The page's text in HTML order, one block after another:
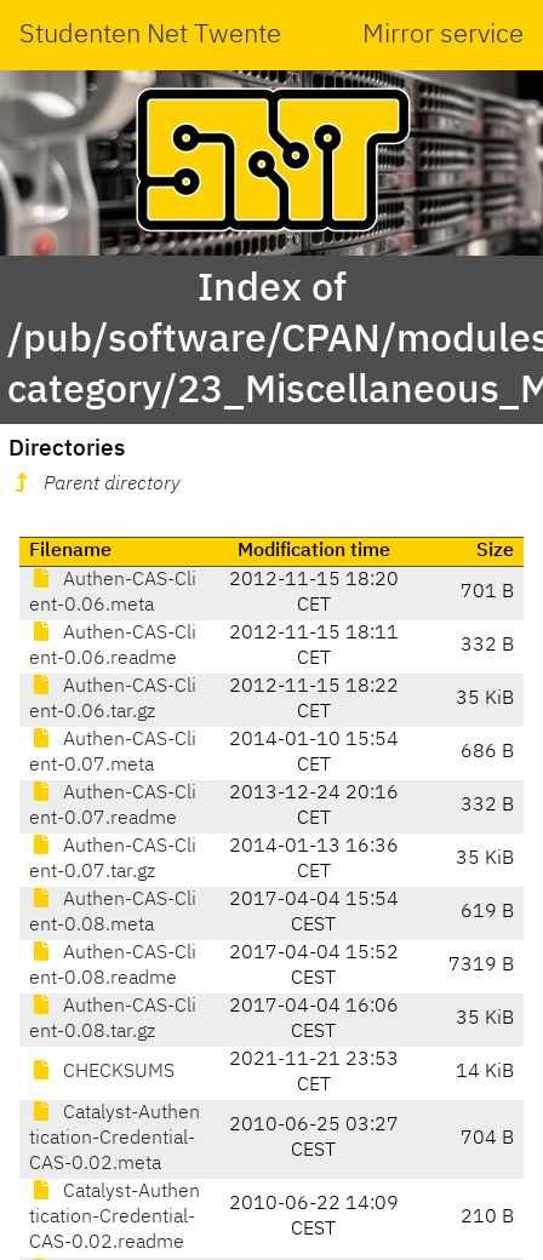
Studenten Net Twente Mirror service
Index of
/pub/software/CPAN/
category/
Directories
Parent directory
Filename Modification time
Size
Authen-CAS-Cli
ent-0.06.meta
2012-11-15 18:20
CET
701 B
Authen-CAS-Cli
ent-0.06.readme
2012-11-15 18:11
CET
332 B
Authen-CAS-Cli
ent-0.06.tar.gz
2012-11-15 18:22
CET
35 KiB
Authen-CAS-Cli
ent-0.07.meta
2014-01-10 15:54
CET
686 B
Authen-CAS-Cli
ent-0.07.readme
2013-12-24 20:16
CET
332 B
Authen-CAS-Cli
ent-0.07.tar.gz
2014-01-13 16:36
CET
35 KiB
Authen-CAS-Cli
ent-0.08.meta
2017-04-04 15:54
CEST
619 B
Authen-CAS-Cli
ent-0.08.readme
2017-04-04 15:52
CEST
7319 B
Authen-CAS-Cli
ent-0.08.tar.gz
2017-04-04 16:06
CEST
35 KiB
CHECKSUMS
2021-11-21 23:53
CET
14 KiB
Catalyst-Authen
tication-Credential-
CAS-0.02.meta
2010-06-25 03:27
CEST
704 B
Catalyst-Authen
tication-Credential-
CAS-0.02.readme
2010-06-22 14:09
CEST
210 B